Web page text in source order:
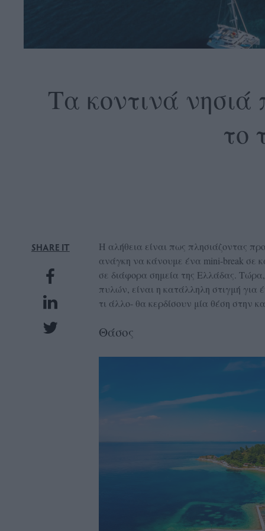
Τα κοντινά νησιά
το
SHARE IT
Η αλήθεια είναι πως πλησιάζοντας
ανάγκη να κάνουμε ένα mini-break σε
σε διάφορα σημεία της Ελλάδας.
πυλών, είναι η κατάλληλη στιγμή για
τι άλλο- θα κερδίσουν μία θέση στην
Θάσος